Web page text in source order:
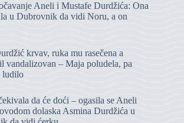
Aneli i Mustafe Durdžića: Ona
u Dubrovnik da vidi Noru, a on
krvav, ruka mu rasečena a
vandalizovan – Maja poludela, pa
ludilo
da će doći – ogasila se Aneli
dolaska Asmina Durdžića u